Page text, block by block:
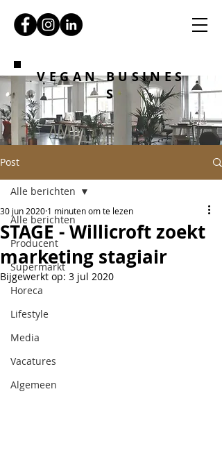
VEGAN BUSINES
S
Post
Alle berichten
Producent
Supermarkt
Horeca
Lifestyle
Media
Vacatures
Algemeen
Alle berichten
STAGE - Willicroft zoekt
marketing stagiair
30 jun 2020 1 minuten om te lezen
Bijgewerkt op: 3 jul 2020